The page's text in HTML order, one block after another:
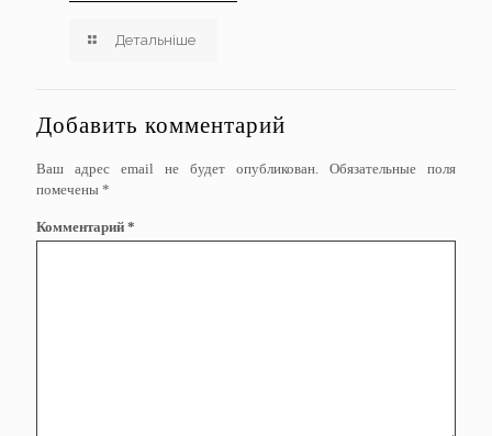
Детальніше
Добавить комментарий
Ваш адрес email не будет опубликован.
Обязательные поля
помечены *
Комментарий *